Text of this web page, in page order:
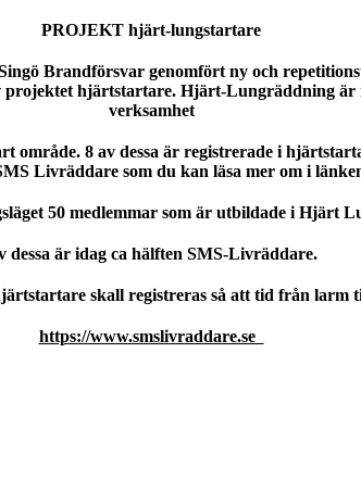
PROJEKT hjärt-lungstartare
Brandförsvar genomfört ny och
hjärtstartare. Hjärt-Lungräddning är
verksamhet
område. 8 av dessa är registrerade i
Livräddare som du kan läsa mer om i
50 medlemmar som är utbildade i Hjärt
dessa är idag ca hälften SMS-Livräddare.
skall registreras så att tid från larm
https://www.smslivraddare.se